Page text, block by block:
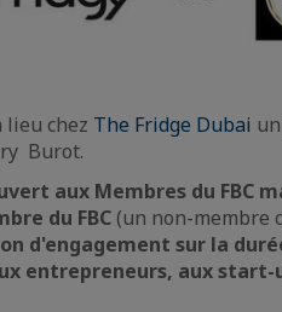
lieu chez The Fridge Dubai
Burot.
aux Membres du FBC
du FBC (un non-membre
d'engagement sur la
entrepreneurs, aux start-